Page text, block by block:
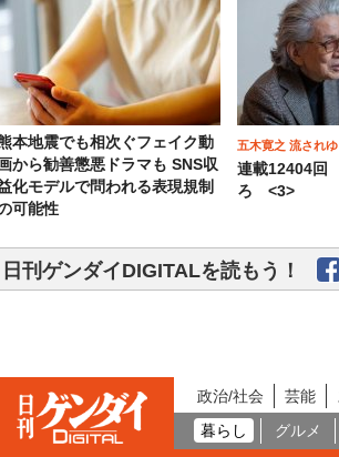
本地震でも相次ぐフェイク動
から勧善懲悪ドラマも SNS収
化モデルで問われる表現規制
可能性
五木寛之 流されゆ
連載12404回
ろ <3>
日刊ゲンダイDIGITALを読もう！
政治/社会 芸能
暮らし
グルメ